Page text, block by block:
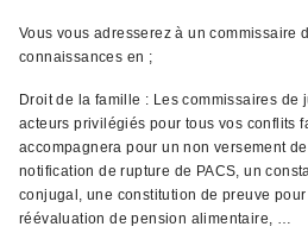
Vous vous adresserez à un commissaire
connaissances en ;
Droit de la famille : Les commissaires de
acteurs privilégiés pour tous vos conflits
accompagnera pour un non versement
notification de rupture de PACS, un
conjugal, une constitution de preuve
réévaluation de pension alimentaire, …